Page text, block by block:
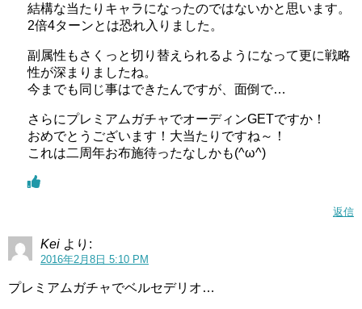
結構な当たりキャラになったのではないかと思います。
2倍4ターンとは恐れ入りました。
副属性もさくっと切り替えられるようになって更に戦略
性が深まりましたね。
今までも同じ事はできたんですが、面倒で…
さらにプレミアムガチャでオーディンGETですか！
おめでとうございます！大当たりですね～！
これは二周年お布施待ったなしかも(^ω^)
返信
Kei より:
2016年2月8日 5:10 PM
プレミアムガチャでベルセデリオ…